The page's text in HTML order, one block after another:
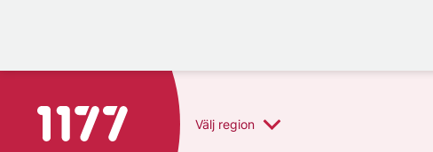
Till startsidan för 1177 Välj region